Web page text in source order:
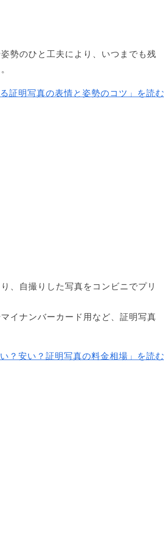
勢のひと工夫により、いつまでも残
証明写真の表情と姿勢のコツ」を読む
、自撮りした写真をコンビニでプリ
イナンバーカード用など、証明写真
い？安い？証明写真の料金相場」を読む